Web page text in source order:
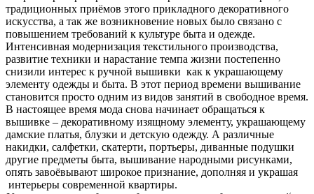
традиционных приёмов этого прикладного декоративного
искусства, а так же возникновение новых было связано с
повышением требований к культуре быта и одежде.
Интенсивная модернизация текстильного производства,
развитие техники и нарастание темпа жизни постепенно
снизили интерес к ручной вышивки как к украшающему
элементу одежды и быта. В этот период времени вышивание
становится просто одним из видов занятий в свободное время.
В настоящее время мода снова начинает обращаться к
вышивке – декоративному изящному элементу, украшающему
дамские платья, блузки и детскую одежду. А различные
накидки, салфетки, скатерти, портьеры, диванные подушки
другие предметы быта, вышивание народными рисунками,
опять завоёвывают широкое признание, дополняя и украшая
интерьеры современной квартиры.